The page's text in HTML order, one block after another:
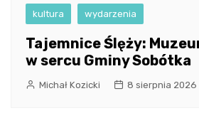
kultura wydarzenia
Tajemnice Ślęży:
w sercu Gminy Sobótka
Michał Kozicki 8 sierpnia 2026